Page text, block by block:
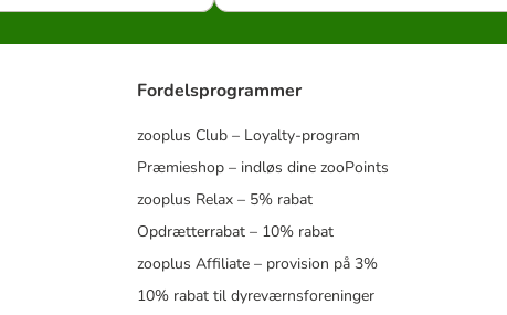
Fordelsprogrammer
zooplus Club – Loyalty-program
Præmieshop – indløs dine zooPoints
zooplus Relax – 5% rabat
Opdrætterrabat – 10% rabat
zooplus Affiliate – provision på 3%
10% rabat til dyreværnsforeninger